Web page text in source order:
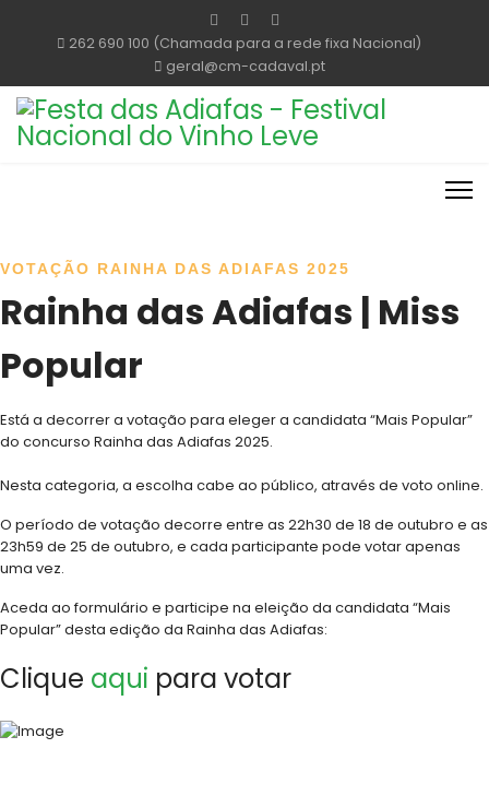
262 690 100 (Chamada para a rede fixa Nacional)
geral@cm-cadaval.pt
VOTAÇÃO RAINHA DAS ADIAFAS 2025
Rainha das Adiafas | Miss
Popular
Está a decorrer a votação para eleger a candidata “Mais Popular”
do concurso Rainha das Adiafas 2025.
Nesta categoria, a escolha cabe ao público, através de voto online.
O período de votação decorre entre as 22h30 de 18 de outubro e as
23h59 de 25 de outubro, e cada participante pode votar apenas
uma vez.
Aceda ao formulário e participe na eleição da candidata “Mais
Popular” desta edição da Rainha das Adiafas:
Clique aqui para votar